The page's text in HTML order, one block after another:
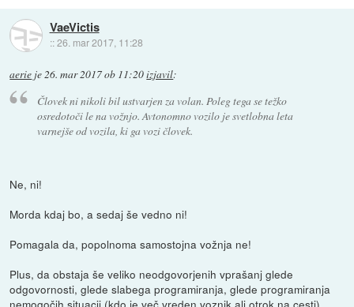
VaeVictis
::26. mar 2017, 11:28
aerie je26. mar 2017 ob 11:20izjavil:
Človek ni nikoli bil ustvarjen za volan. Poleg tega se težko
osredotoči le na vožnjo. Avtonomno vozilo je svetlobna leta
varnejše od vozila, ki ga vozi človek.
Ne, ni!
Morda kdaj bo, a sedaj še vedno ni!
Pomagala da, popolnoma samostojna vožnja ne!
Plus, da obstaja še veliko neodgovorjenih vprašanj glede
odgovornosti, glede slabega programiranja, glede programiranja
nemogočih situacij (kdo je več vreden voznik ali otrok na cesti),